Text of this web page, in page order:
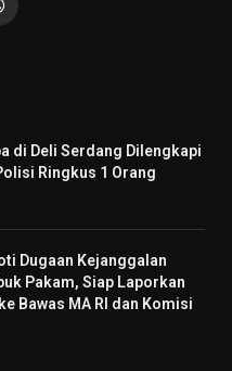
di Deli Serdang Dilengkapi
Ringkus 1 Orang
Dugaan Kejanggalan
Pakam, Siap Laporkan
Bawas MA RI dan Komisi